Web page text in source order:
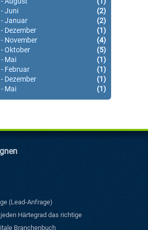
Juni
(2)
Januar
(2)
Dezember
(1)
November
(4)
Oktober
(5)
Mai
(1)
Februar
(1)
Dezember
(1)
Mai
(1)
(Lead-Anfrage)
Härtegrad das richtige
Branchenbuch